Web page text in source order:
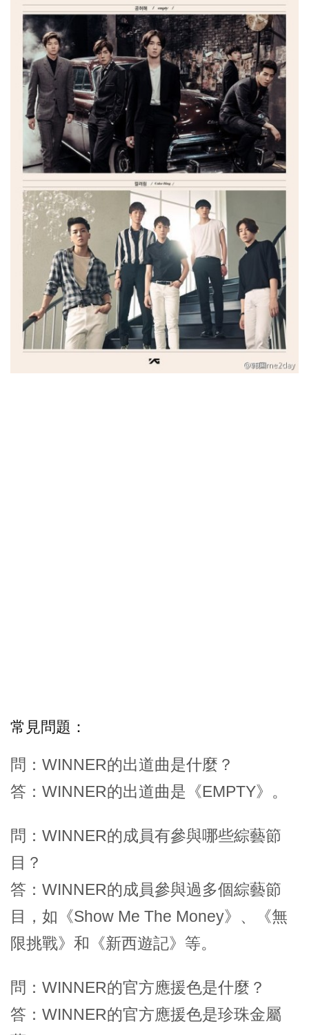
常見問題：
問：WINNER的出道曲是什麼？
答：WINNER的出道曲是《EMPTY》。
問：WINNER的成員有參與哪些綜藝節
目？
答：WINNER的成員參與過多個綜藝節
目，如《Show Me The Money》、《無
限挑戰》和《新西遊記》等。
問：WINNER的官方應援色是什麼？
答：WINNER的官方應援色是珍珠金屬